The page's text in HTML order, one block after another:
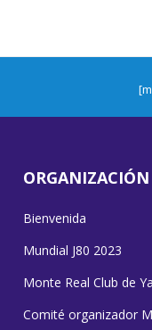
ORGANIZACIÓN
Bienvenida
Mundial J80 2023
Monte Real Club de
Comité organizador